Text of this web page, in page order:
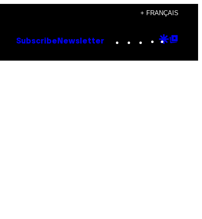
+ FRANÇAIS
Subscribe Newsletter Instagram
TikTok
YouTube
Google